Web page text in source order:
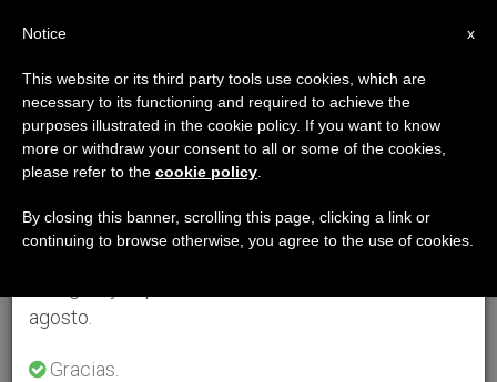
×
Aviso importante
Del 27 de julio al 7 de agosto haremos la pausa
anual, aprovechando que en el periodo de verano
se generan menos informaciones y también el
agosto.
Gracias.
x
Notice
This website or its third party tools use cookies, which are
necessary to its functioning and required to achieve the
purposes illustrated in the cookie policy. If you want to know
more or withdraw your consent to all or some of the cookies,
please refer to the cookie policy
By closing this banner, scrolling this page, clicking a link or
continuing to browse otherwise, you agree to the use of cookies.